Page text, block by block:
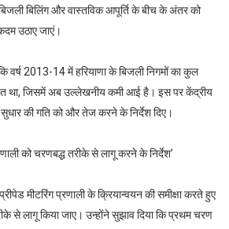
बिजली बिलिंग और वास्तविक आपूर्ति के बीच के अंतर को
उठाए जाएं।
वर्ष 2013-14 में हरियाणा के बिजली निगमों का कुल
था, जिसमें अब उल्लेखनीय कमी आई है। इस पर केंद्रीय
की गति को और तेज करने के निर्देश दिए।
को चरणबद्ध तरीके से लागू करने के निर्देश’
मीटरिंग प्रणाली के क्रियान्वयन की समीक्षा करते हुए
से लागू किया जाए। उन्होंने सुझाव दिया कि प्रथम चरण